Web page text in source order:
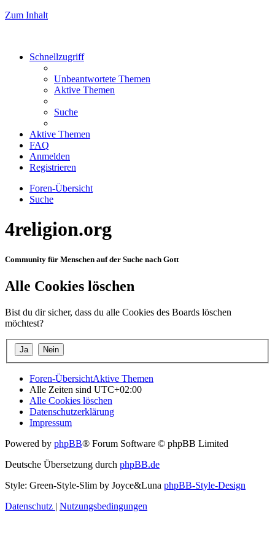
Zum Inhalt
Schnellzugriff
Unbeantwortete Themen
Aktive Themen
Suche
Aktive Themen
FAQ
Anmelden
Registrieren
Foren-Übersicht
Suche
4religion.org
Community für Menschen auf der Suche nach Gott
Alle Cookies löschen
Bist du dir sicher, dass du alle Cookies des Boards löschen
möchtest?
Foren-ÜbersichtAktive Themen
Alle Zeiten sind UTC+02:00
Alle Cookies löschen
Datenschutzerklärung
Impressum
Powered by phpBB® Forum Software © phpBB Limited
Deutsche Übersetzung durch phpBB.de
Style: Green-Style-Slim by Joyce&Luna phpBB-Style-Design
Datenschutz | Nutzungsbedingungen